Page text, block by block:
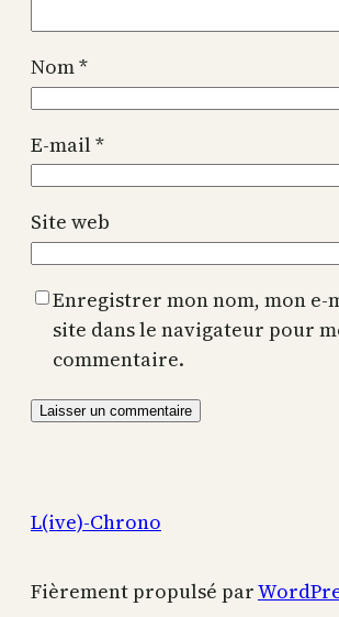
Nom*
E-mail*
Site web
Enregistrer mon nom, mon e-
site dans le navigateur pour
commentaire.
L(ive)-Chrono
Fièrement propulsé par